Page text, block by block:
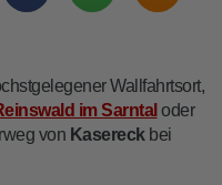
Wallfahrtsort,
im Sarntal oder
von Kasereckbei